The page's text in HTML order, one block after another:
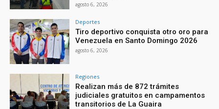
agosto 6, 2026
Deportes
Tiro deportivo conquista otro oro para
Venezuela en Santo Domingo 2026
agosto 6, 2026
Regiones
Realizan más de 872 trámites
judiciales gratuitos en campamentos
transitorios de La Guaira